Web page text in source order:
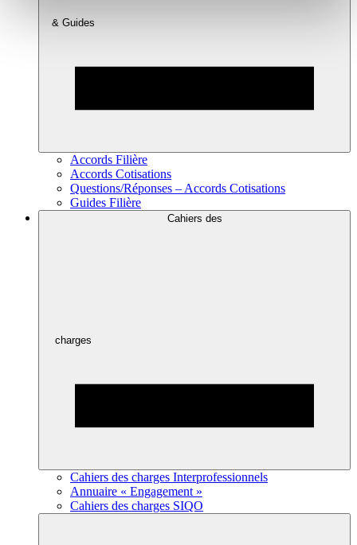
& Guides
Accords Filière
Accords Cotisations
Questions/Réponses – Accords Cotisations
Guides Filière
Cahiers des
charges
Cahiers des charges Interprofessionnels
Annuaire « Engagement »
Cahiers des charges SIQO